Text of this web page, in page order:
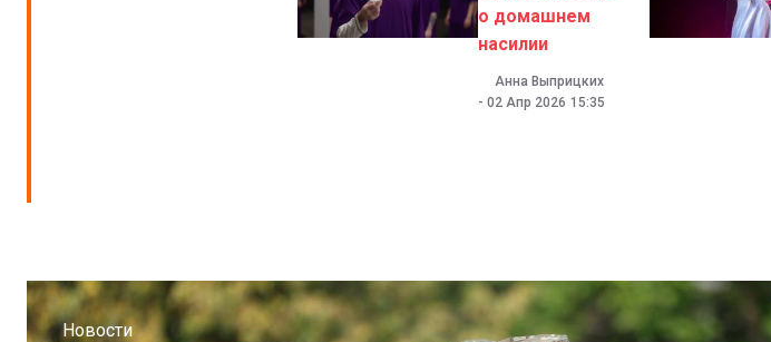
о домашнем
насилии
Анна Выприцких
- 02 Апр 2026 15:35
Новости